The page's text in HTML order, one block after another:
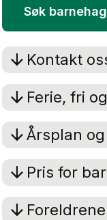
Søk
Kontakt
Ferie, fri
Årsplan
Pris for